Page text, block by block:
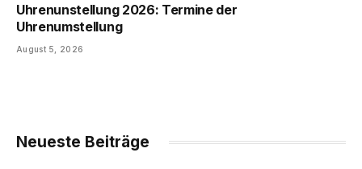
Uhrenunstellung 2026: Termine der
Uhrenumstellung
August 5, 2026
Neueste Beiträge